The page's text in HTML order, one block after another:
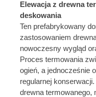
Elewacja z drewna
deskowania
Ten prefabrykowany
zastosowaniem
nowoczesny wygląd
Proces termowania
ogień, a jednocześnie
regularnej
drewna termowanego,